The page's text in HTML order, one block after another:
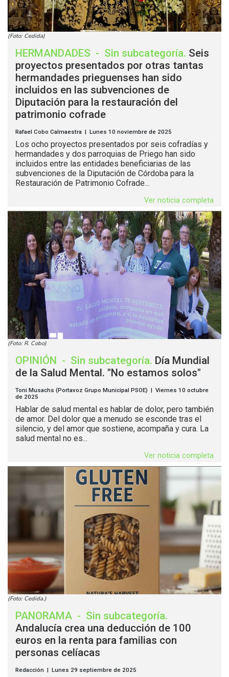
(Foto: Cedida)
HERMANDADES - Sin subcategoría. Seis
proyectos presentados por otras tantas
hermandades prieguenses han sido
incluidos en las subvenciones de
Diputación para la restauración del
patrimonio cofrade
Rafael Cobo Calmaestra | Lunes 10 noviembre de 2025
Los ocho proyectos presentados por seis cofradías y
hermandades y dos parroquias de Priego han sido
incluidos entre las entidades beneficiarias de las
subvenciones de la Diputación de Córdoba para la
Restauración de Patrimonio Cofrade...
Ver noticia completa
(Foto: R. Cobo)
OPINIÓN - Sin subcategoría. Día Mundial
de la Salud Mental. "No estamos solos"
Toni Musachs (Portavoz Grupo Municipal PSOE) | Viernes 10 octubre
de 2025
Hablar de salud mental es hablar de dolor, pero también
de amor. Del dolor que a menudo se esconde tras el
silencio, y del amor que sostiene, acompaña y cura. La
salud mental no es...
Ver noticia completa
(Foto: Cedida.)
PANORAMA - Sin subcategoría.
Andalucía crea una deducción de 100
euros en la renta para familias con
personas celíacas
Redacción | Lunes 29 septiembre de 2025